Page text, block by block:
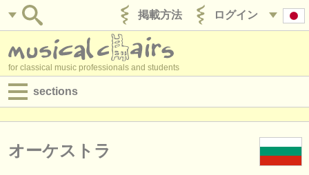
ログイン
掲載方法
for classical music professionals and students
sections
求人情報 (演奏関係の職)
オーケストラ